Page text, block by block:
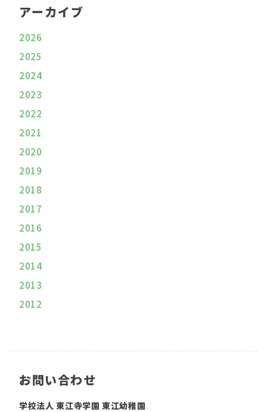
アーカイブ
2026
2025
2024
2023
2022
2021
2020
2019
2018
2017
2016
2015
2014
2013
2012
お問い合わせ
学校法人 東江寺学園 東江幼稚園